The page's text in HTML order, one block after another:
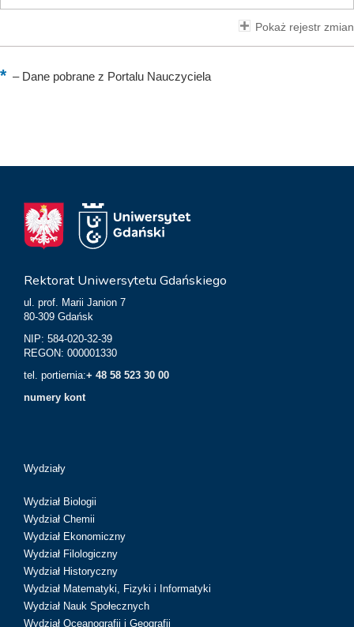
Pokaż rejestr zmian
–Dane pobrane z Portalu Nauczyciela
Rektorat Uniwersytetu Gdańskiego
ul. prof. Marii Janion 7
80-309 Gdańsk
NIP: 584-020-32-39
REGON: 000001330
tel. portiernia:+ 48 58 523 30 00
numery kont
Wydziały
Wydział Biologii
Wydział Chemii
Wydział Ekonomiczny
Wydział Filologiczny
Wydział Historyczny
Wydział Matematyki, Fizyki i Informatyki
Wydział Nauk Społecznych
Wydział Oceanografii i Geografii